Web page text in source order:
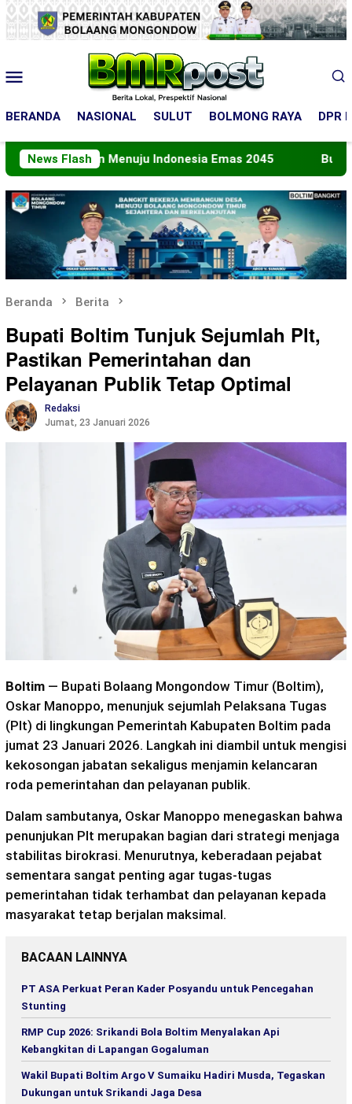
Loncat
ke
konten
Mobile
BERANDA NASIONAL SULUT BOLMONG RAYA DPR
News Flash
Peran Menuju Indonesia Emas 2045 Bupati Boltara
Beranda Berita
Bupati Boltim Tunjuk Sejumlah Plt,
Pastikan Pemerintahan dan
Pelayanan Publik Tetap Optimal
Redaksi
Jumat, 23 Januari 2026
Boltim — Bupati Bolaang Mongondow Timur (Boltim),
Oskar Manoppo, menunjuk sejumlah Pelaksana Tugas
(Plt) di lingkungan Pemerintah Kabupaten Boltim pada
jumat 23 Januari 2026. Langkah ini diambil untuk mengisi
kekosongan jabatan sekaligus menjamin kelancaran
roda pemerintahan dan pelayanan publik.
Dalam sambutanya, Oskar Manoppo menegaskan bahwa
penunjukan Plt merupakan bagian dari strategi menjaga
stabilitas birokrasi. Menurutnya, keberadaan pejabat
sementara sangat penting agar tugas-tugas
pemerintahan tidak terhambat dan pelayanan kepada
masyarakat tetap berjalan maksimal.
BACAAN LAINNYA
PT ASA Perkuat Peran Kader Posyandu untuk Pencegahan
Stunting
RMP Cup 2026: Srikandi Bola Boltim Menyalakan Api
Kebangkitan di Lapangan Gogaluman
Wakil Bupati Boltim Argo V Sumaiku Hadiri Musda, Tegaskan
Dukungan untuk Srikandi Jaga Desa